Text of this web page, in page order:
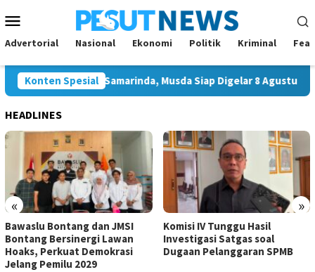
ke
kontenMobile
Advertorial Nasional Ekonomi Politik Kriminal
Konten Spesial
Ketua Golkar Samarinda, Musda Siap Digelar 8 Agustus 2026
HEADLINES
« »
Bawaslu Bontang dan JMSI
Bontang Bersinergi Lawan
Hoaks, Perkuat Demokrasi
Jelang Pemilu 2029
Komisi IV Tunggu Hasil
Investigasi Satgas soal
Dugaan Pelanggaran SPMB